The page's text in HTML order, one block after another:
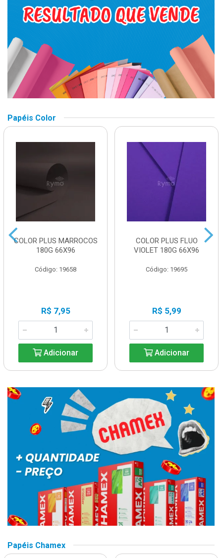
Papéis Color
COLOR PLUS MARROCOS
180G 66X96
Código: 19658
R$ 7,95
Adicionar
COLOR PLUS FLUO
VIOLET 180G 66X96
Código: 19695
R$ 5,99
Adicionar
Papéis Chamex